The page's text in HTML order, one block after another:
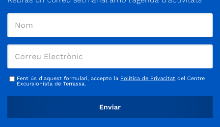
Fent ús d'aquest formulari, accepto la Política de Privacitat del Centre
Excursionista de Terrassa.